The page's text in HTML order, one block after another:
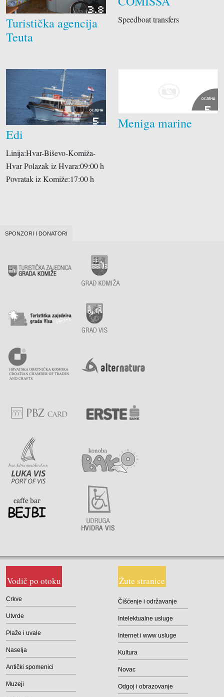
3.8
Turistička agencija
Teuta
Speedboat transfers
OCJENA
5
Edi
Linija:Hvar-Biševo-Komiža-
Hvar Polazak iz Hvara:09:00 h
Povratak iz Komiže:17:00 h
OCJENA
5
Meniga marine
SPONZORI I DONATORI
Vodič po otoku
Crkve
Utvrde
Plaže i uvale
Naselja
Antički spomenici
Muzeji
Žute stranice
Čišćenje i održavanje
Intelektualne usluge
Internet i www usluge
Kultura
Novac
Odgoj i obrazovanje